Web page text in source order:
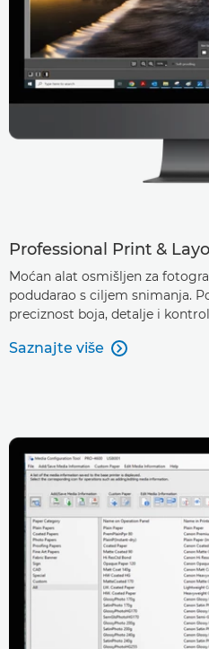
Professional Print &
Moćan alat osmišljen za
podudarao s ciljem snimanja.
preciznost boja, detalje i
Saznajte više 